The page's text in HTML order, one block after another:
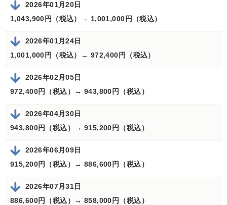
2026年01月20日
1,043,900円（税込）→ 1,001,000円（税込）
2026年01月24日
1,001,000円（税込）→ 972,400円（税込）
2026年02月05日
972,400円（税込）→ 943,800円（税込）
2026年04月30日
943,800円（税込）→ 915,200円（税込）
2026年06月09日
915,200円（税込）→ 886,600円（税込）
2026年07月31日
886,600円（税込）→ 858,000円（税込）